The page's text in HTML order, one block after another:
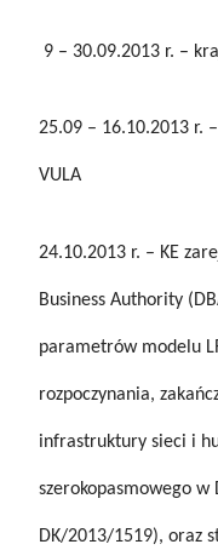
9 – 30.09.2013 r. –
25.09 – 16.10.2013 r.
VULA
24.10.2013 r. – KE
Business Authority
parametrów modelu
rozpoczynania,
infrastruktury sieci i
szerokopasmowego w
DK/2013/1519), oraz